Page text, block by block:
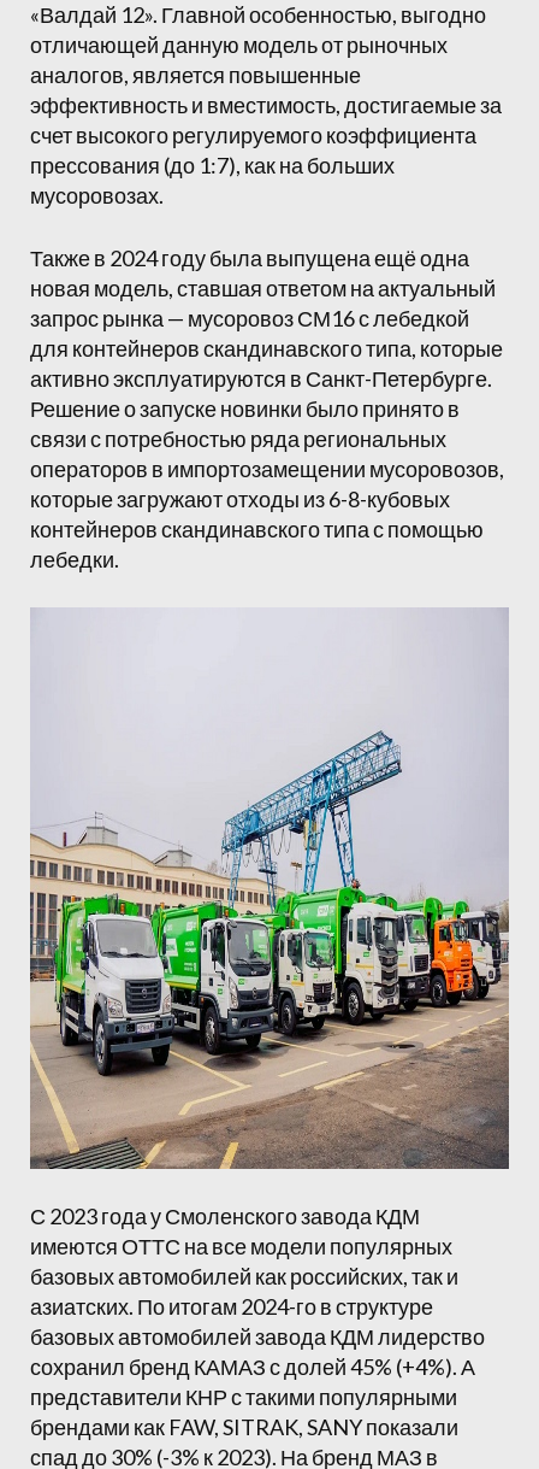
«Валдай 12». Главной особенностью, выгодно
отличающей данную модель от рыночных
аналогов, является повышенные
эффективность и вместимость, достигаемые за
счет высокого регулируемого коэффициента
прессования (до 1:7), как на больших
мусоровозах.
Также в 2024 году была выпущена ещё одна
новая модель, ставшая ответом на актуальный
запрос рынка — мусоровоз СМ16 с лебедкой
для контейнеров скандинавского типа, которые
активно эксплуатируются в Санкт-Петербурге.
Решение о запуске новинки было принято в
связи с потребностью ряда региональных
операторов в импортозамещении мусоровозов,
которые загружают отходы из 6-8-кубовых
контейнеров скандинавского типа с помощью
лебедки.
С 2023 года у Смоленского завода КДМ
имеются ОТТС на все модели популярных
базовых автомобилей как российских, так и
азиатских. По итогам 2024-го в структуре
базовых автомобилей завода КДМ лидерство
сохранил бренд КАМАЗ с долей 45% (+4%). А
представители КНР с такими популярными
брендами как FAW, SITRAK, SANY показали
спад до 30% (-3% к 2023). На бренд МАЗ в